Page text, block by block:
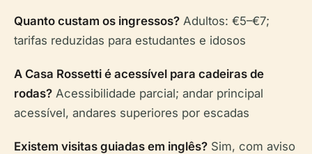
Quanto custam os ingressos? Adultos: €5–€7;
tarifas reduzidas para estudantes e idosos
A Casa Rossetti é acessível para cadeiras de
rodas? Acessibilidade parcial; andar principal
acessível, andares superiores por escadas
Existem visitas guiadas em inglês? Sim, com aviso